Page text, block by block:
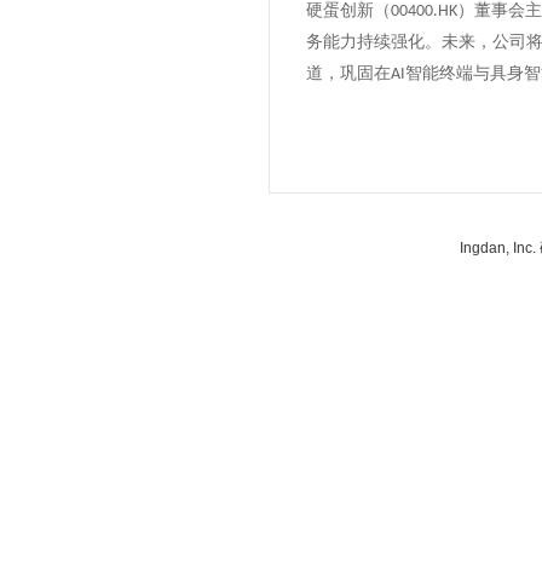
硬蛋创新（00400.HK）董事会
务能力持续强化。未来，公司
道，巩固在AI智能终端与具身
Ingdan,